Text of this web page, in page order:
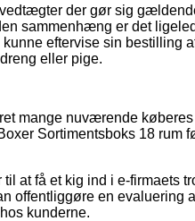
der gør sig
sammenhæng er det
eftervise sin bestilling
eller pige.
mange nuværende
Sortimentsboks 18 rum
at få et kig ind i e-firmaets
offentliggøre en evaluering
kunderne.